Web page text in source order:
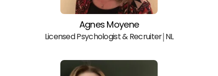
Agnes Moyene
Licensed Psychologist & Recruiter￨NL